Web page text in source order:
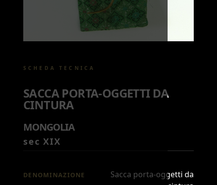
SCHEDA TECNICA
SACCA PORTA-OGGETTI DA
CINTURA
MONGOLIA
sec XIX
DENOMINAZIONE
Sacca porta-oggetti da